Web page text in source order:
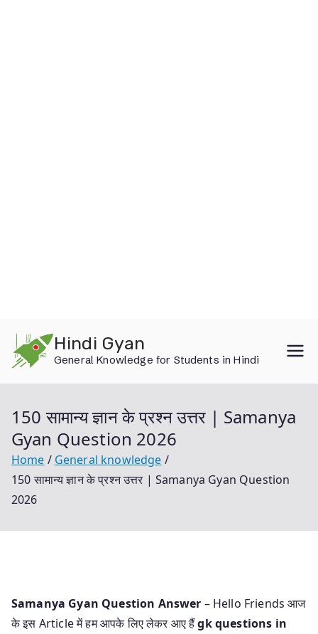
content
Hindi Gyan
General Knowledge for Students in Hindi
150 सामान्य ज्ञान के प्रश्न उत्तर | Samanya
Gyan Question 2026
Home
General knowledge
150 सामान्य ज्ञान के प्रश्न उत्तर | Samanya Gyan Question
2026
Samanya Gyan Question Answer – Hello Friends आज
के इस Article में हम आपके लिए लेकर आए हैंgk questions in